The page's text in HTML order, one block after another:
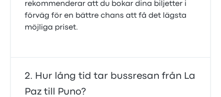
rekommenderar att du bokar dina biljetter i
förväg för en bättre chans att få det lägsta
möjliga priset.
Hur lång tid tar bussresan från La
Paz till Puno?